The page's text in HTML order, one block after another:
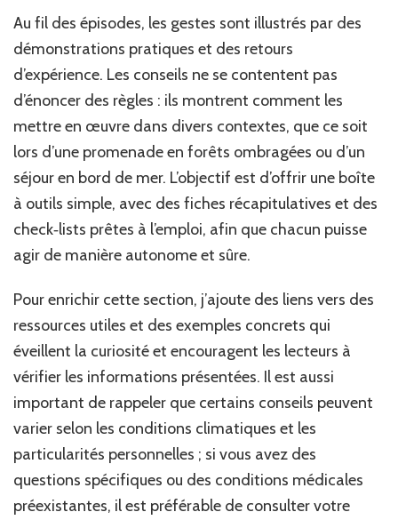
Au fil des épisodes, les gestes sont illustrés par des
démonstrations pratiques et des retours
d’expérience. Les conseils ne se contentent pas
d’énoncer des règles : ils montrent comment les
mettre en œuvre dans divers contextes, que ce soit
lors d’une promenade en forêts ombragées ou d’un
séjour en bord de mer. L’objectif est d’offrir une boîte
à outils simple, avec des fiches récapitulatives et des
check‑lists prêtes à l’emploi, afin que chacun puisse
agir de manière autonome et sûre.
Pour enrichir cette section, j’ajoute des liens vers des
ressources utiles et des exemples concrets qui
éveillent la curiosité et encouragent les lecteurs à
vérifier les informations présentées. Il est aussi
important de rappeler que certains conseils peuvent
varier selon les conditions climatiques et les
particularités personnelles ; si vous avez des
questions spécifiques ou des conditions médicales
préexistantes, il est préférable de consulter votre